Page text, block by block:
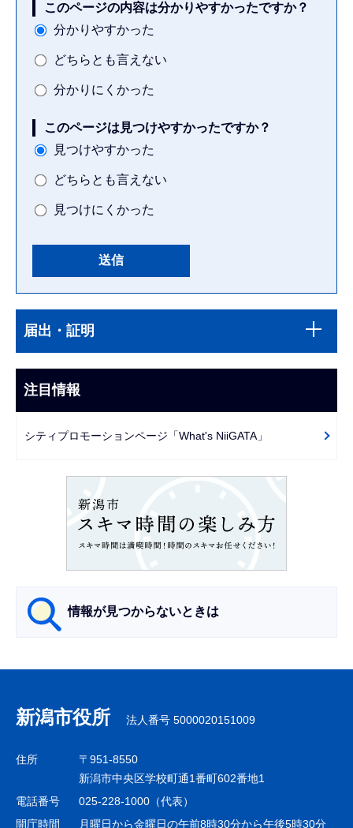
このページの内容は分かりやすかったですか？
分かりやすかった
どちらとも言えない
分かりにくかった
このページは見つけやすかったですか？
見つけやすかった
どちらとも言えない
見つけにくかった
文
こ
ま
で
ブ
ビ
ー
届出・証明
注目情報
シティプロモーションページ「What's NiiGATA」
情報が見つからないときは
ナ
ビ
ゲ
シ
ョ
新潟市役所 法人番号 5000020151009
住所
〒951-8550
新潟市中央区学校町通1番町602番地1
電話番号
025-228-1000（代表）
開庁時間
月曜日から金曜日の午前8時30分から午後5時30分